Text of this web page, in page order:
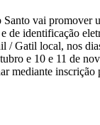
vai promover
de identificação
/ Gatil local, nos
e 10 e 11 de
mediante inscrição